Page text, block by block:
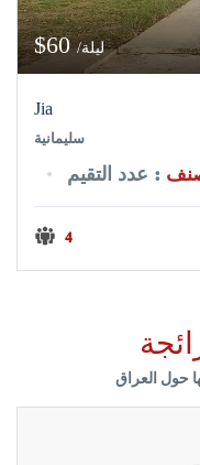
$60 /ليلة
Jia
سليمانية
: عدد التقيم
4
حول العراق